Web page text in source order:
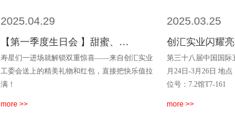
2025.04.29
【第一季度生日会 】甜蜜、…
寿星们一进场就解锁双重惊喜——来自创汇实业
工委会送上的精美礼物和红包，直接把快乐值拉
满！
more >>
2025.03.25
创汇实业闪耀
第三十八届中国国际
月24日-3月26日 地
位号：7.2馆T7-161
more >>